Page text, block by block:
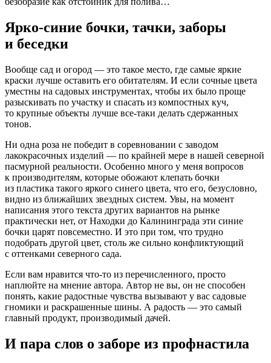
Ярко-синие бочки, тачки, заборы
и беседки
Вообще сад и огород — это такое место, где самые яркие
краски лучше оставить его обитателям. И если сочные цвета
уместны на садовых инструментах, чтобы их было проще
разыскивать по участку и спасать из компостных куч,
то крупные объекты лучше все-таки делать сдержанных
тонов.
Ни одна роза не победит в соревновании с заводом
лакокрасочных изделий — по крайней мере в нашей северной
пасмурной реальности. Особенно много у меня вопросов
к производителям, которые обожают клепать бочки
из пластика такого яркого синего цвета, что его, безусловно,
видно из ближайших звездных систем. Увы, на момент
написания этого текста других вариантов на рынке
практически нет, от Находки до Калининграда эти синие
бочки царят повсеместно. И это при том, что трудно
подобрать другой цвет, столь же сильно конфликтующий
с оттенками северного сада.
Если вам нравится что-то из перечисленного, просто
наплюйте на мнение автора. Автор не вы, он не способен
понять, какие радостные чувства вызывают у вас садовые
гномики и раскрашенные шины. А радость — это самый
главный продукт, производимый дачей.
И пара слов о заборе из профнастила